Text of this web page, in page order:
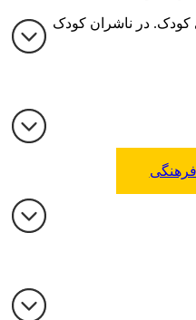
کودک. در ناشران کودک